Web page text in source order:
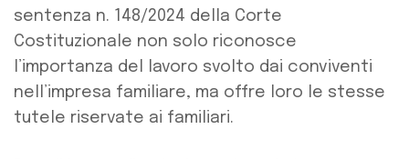
sentenza n. 148/2024 della Corte
Costituzionale non solo riconosce
l’importanza del lavoro svolto dai conviventi
nell’impresa familiare, ma offre loro le stesse
tutele riservate ai familiari.